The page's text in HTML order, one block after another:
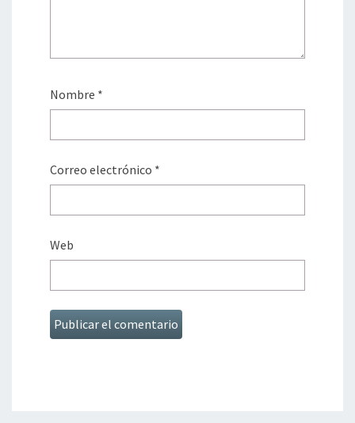
Nombre *
Correo electrónico *
Web